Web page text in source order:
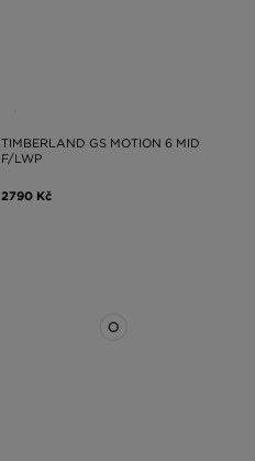
TIMBERLAND GS MOTION 6 MID
F/LWP
2790 Kč